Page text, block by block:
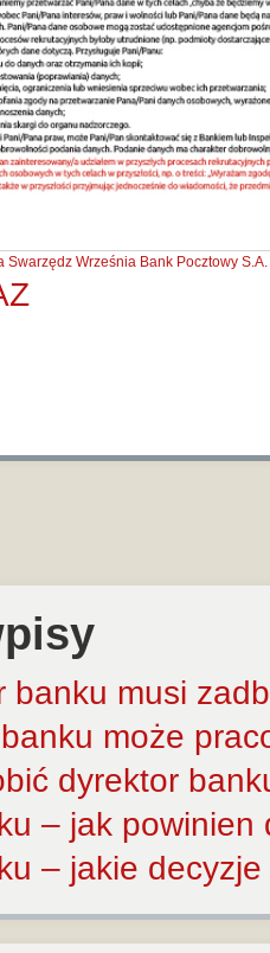
Swarzędz Września Bank Pocztowy S.A.
banku musi
może
dyrektor
– jak
– jakie